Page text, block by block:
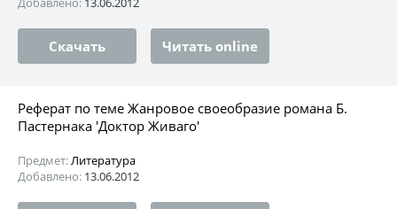
Скачать Читать online
Реферат по теме Жанровое своеобразие романа Б.
Пастернака 'Доктор Живаго'
Предмет:Литература
Добавлено: 13.06.2012